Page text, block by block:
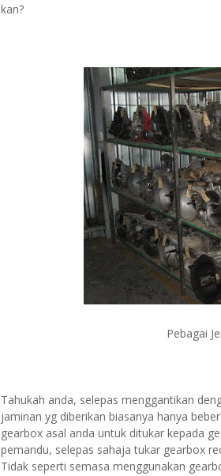
kan?
Pebagai
Tahukah anda, selepas menggantikan
jaminan yg diberikan biasanya hanya
gearbox asal anda untuk ditukar kepada
pemandu, selepas sahaja tukar gearbox
Tidak seperti semasa menggunakan